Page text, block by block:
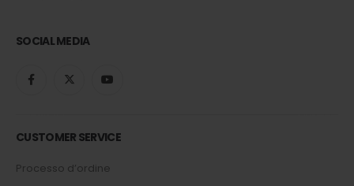
SOCIAL MEDIA
CUSTOMER SERVICE
Processo d’ordine